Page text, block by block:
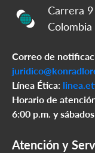
Carrera
Colombia
Correo de
Línea Ética:
Horario de
6:00 p.m. y
Atención y